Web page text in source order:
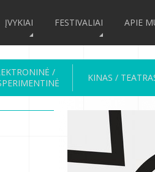
ĮVYKIAI FESTIVALIAI APIE
/
KINAS /